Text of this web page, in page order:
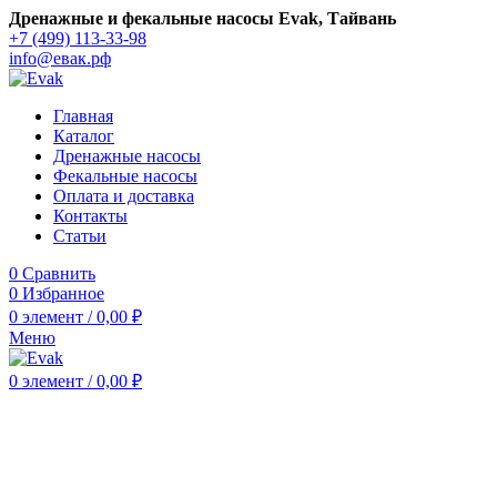
Дренажные и фекальные насосы Evak, Тайвань
+7 (499) 113-33-98
info@евак.рф
Главная
Каталог
Дренажные насосы
Фекальные насосы
Оплата и доставка
Контакты
Статьи
0 Сравнить
0 Избранное
0 элемент / 0,00 ₽
Меню
0 элемент / 0,00 ₽